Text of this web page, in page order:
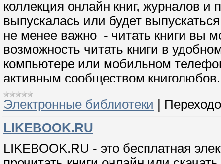
коллекция онлайн книг, журналов и
выпускалась или будет
не менее важно - читать книги вы
возможность читать книги в
компьютере или мобильном
активным сообществом книголюбов.
Электронные библиотеки
LIKEBOOK.RU
LIKEBOOK.RU - это бесплатная